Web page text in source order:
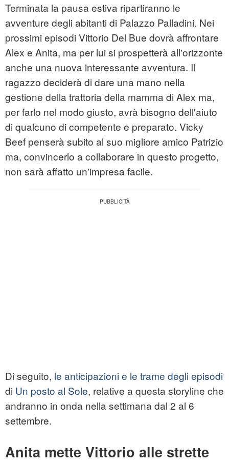
Terminata la pausa estiva ripartiranno le
avventure degli abitanti di Palazzo Palladini. Nei
prossimi episodi Vittorio Del Bue dovrà affrontare
Alex e Anita, ma per lui si prospetterà all'orizzonte
anche una nuova interessante avventura. Il
ragazzo deciderà di dare una mano nella
gestione della trattoria della mamma di Alex ma,
per farlo nel modo giusto, avrà bisogno dell'aiuto
di qualcuno di competente e preparato. Vicky
Beef penserà subito al suo migliore amico Patrizio
ma, convincerlo a collaborare in questo progetto,
non sarà affatto un'impresa facile.
Di seguito, le anticipazioni e le trame degli episodi
di Un posto al Sole, relative a questa storyline che
andranno in onda nella settimana dal 2 al 6
settembre.
Anita mette Vittorio alle strette